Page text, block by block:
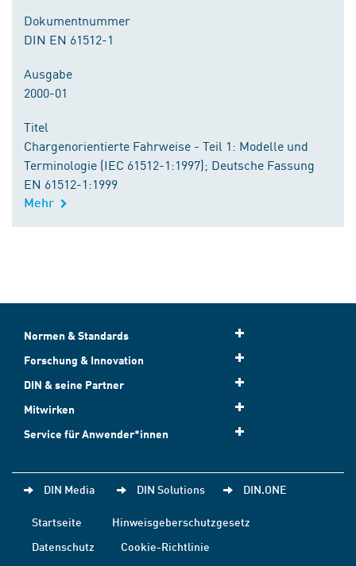
Dokumentnummer
DIN EN 61512-1
Ausgabe
2000-01
Titel
Chargenorientierte Fahrweise - Teil 1: Modelle und
Terminologie (IEC 61512-1:1997); Deutsche Fassung
EN 61512-1:1999
Mehr
Normen & Standards
Forschung & Innovation
DIN & seine Partner
Mitwirken
Service für Anwender*innen
DIN Media DIN Solutions DIN.ONE
Startseite
Hinweisgeberschutzgesetz
Datenschutz
Cookie-Richtlinie